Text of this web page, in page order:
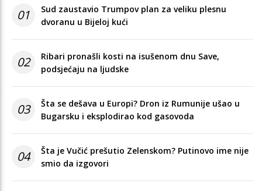
01
Sud zaustavio Trumpov plan za veliku plesnu
dvoranu u Bijeloj kući
02
Ribari pronašli kosti na isušenom dnu Save,
podsjećaju na ljudske
03
Šta se dešava u Europi? Dron iz Rumunije ušao u
Bugarsku i eksplodirao kod gasovoda
04
Šta je Vučić prešutio Zelenskom? Putinovo ime nije
smio da izgovori